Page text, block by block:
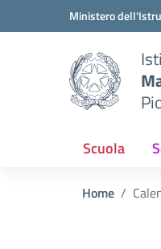
Vai ai contenuti
Vai al menu di navigazione
Ministero
Scuola
Home